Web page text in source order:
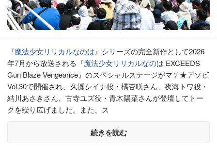
『魔法少女リリカルなのは』シリーズの完全新作として2026
年7月から放送される『魔法少女リリカルなのは EXCEEDS
Gun Blaze Vengeance』のスペシャルステージがマチ★アソビ
Vol.30で開催され、久瀬シイナ役・橘杏咲さん、夜海トワ役・
結川あさきさん、古寺ユズ役・青木陽菜さんが登壇してトー
クを繰り広げました。また、ス
続きを読む